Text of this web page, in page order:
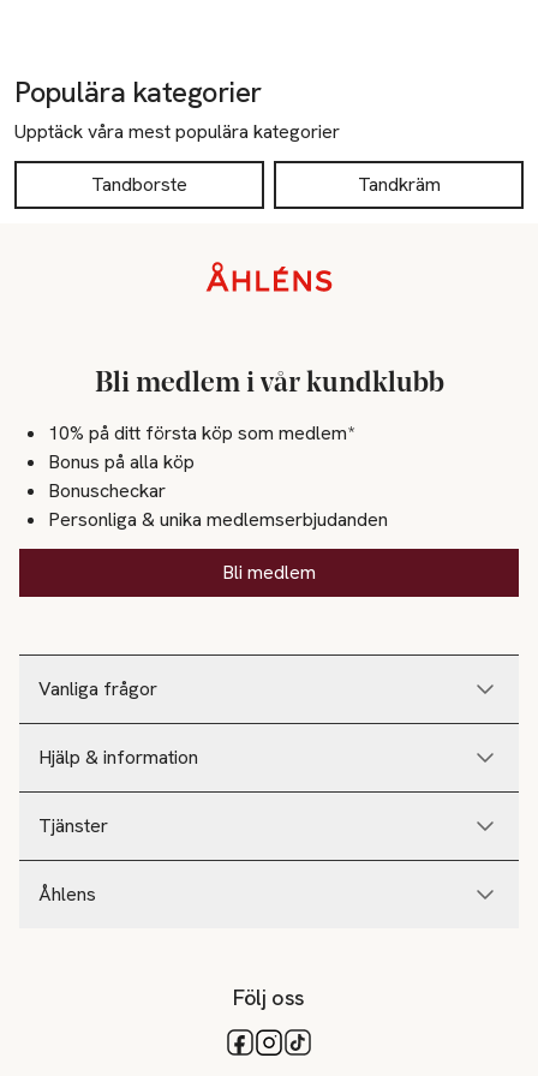
Populära kategorier
Upptäck våra mest populära kategorier
Tandborste Tandkräm
Vanliga frågor
Hjälp & information
Tjänster
Åhlens
Bli medlem i vår kundklubb
10% på ditt första köp som medlem*
Bonus på alla köp
Bonuscheckar
Personliga & unika medlemserbjudanden
Bli medlem
Följ oss